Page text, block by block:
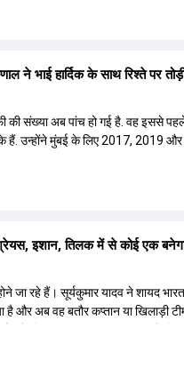
भाई हार्द‍िक के साथ र‍िश्ते पर
की संख्या अब पांच हो गई है. वह इससे
हैं. उन्होंने मुंबई के लिए 2017, 2019
इशान, तिलक में से कोई एक
जा रहे हैं। सूर्यकुमार यादव ने शायद
और अब वह बतौर कप्तान या खिलाड़ी
अय्यर सबसे आगे चल रहे हैं। उनके